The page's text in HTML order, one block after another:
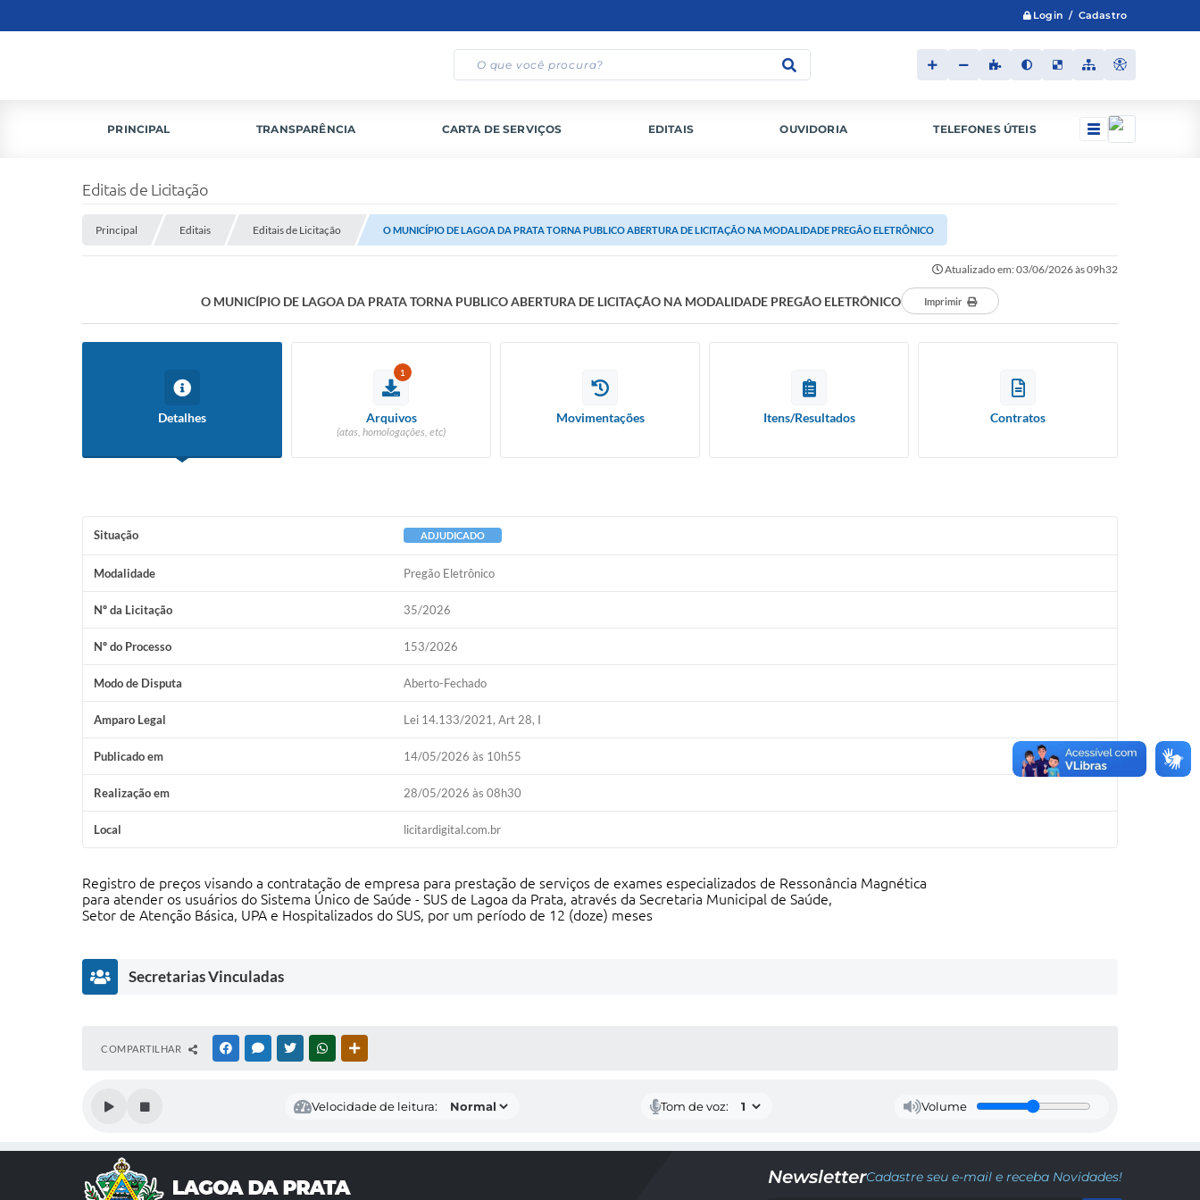
Login / Cadastro
PRINCIPAL TRANSPARÊNCIA CARTA DE SERVIÇOS EDITAIS OUVIDORIA TELEFONES ÚTEIS
Editais de Licitação
Principal Editais Editais de Licitação O MUNICÍPIO DE LAGOA DA PRATA TORNA PUBLICO ABERTURA DE LICITAÇÃO NA MODALIDADE PREGÃO ELETRÔNICO
Atualizado em: 03/06/2026 às 09h32
O MUNICÍPIO DE LAGOA DA PRATA TORNA PUBLICO ABERTURA DE LICITAÇÃO NA MODALIDADE PREGÃO ELETRÔNICO Imprimir
Detalhes
1
Arquivos
(atas, homologações, etc)
Movimentações Itens/Resultados Contratos
Situação ADJUDICADO
Modalidade Pregão Eletrônico
Nº da Licitação 35/2026
Nº do Processo 153/2026
Modo de Disputa Aberto-Fechado
Amparo Legal Lei 14.133/2021, Art 28, I
Publicado em 14/05/2026 às 10h55
Realização em 28/05/2026 às 08h30
Local licitardigital.com.br
Registro de preços visando a contratação de empresa para prestação de serviços de exames especializados de Ressonância Magnética
para atender os usuários do Sistema Único de Saúde - SUS de Lagoa da Prata, através da Secretaria Municipal de Saúde,
Setor de Atenção Básica, UPA e Hospitalizados do SUS, por um período de 12 (doze) meses
Secretarias Vinculadas
e
d
COMPARTILHAR FACEBOOKMESSENGER
TWITTERWHATSAPP
Velocidade de leitura: Tom de voz: Volume
NewsletterCadastre seu e-mail e receba Novidades!